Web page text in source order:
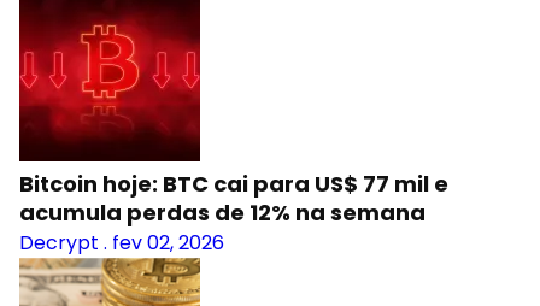
Bitcoin hoje: BTC cai para US$ 77 mil e
acumula perdas de 12% na semana
Decrypt . fev 02, 2026